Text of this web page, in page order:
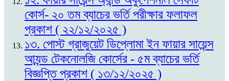
কোর্স- ২০ তম ব্যাচের ভর্তি পরীক্ষার ফলাফল
প্রকাশ ( ২২/১২/২০২৫ )
১৩. পোস্ট গ্রাজুয়েট ডিপ্লোমা ইন ফায়ার সায়েন্স
আ্যন্ড টেকনোলজি কোর্সের - ৫ম ব্যাচের ভর্তি
বিজ্ঞপ্তি প্রকাশ ( ১৩/১২/২০২৫ )